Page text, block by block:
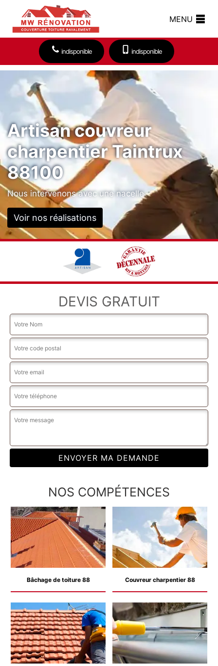
MENU
indisponible indisponible
Artisan couvreur
charpentier Taintrux
88100
Nous intervenons avec une nacelle
Voir nos réalisations
DEVIS GRATUIT
NOS COMPÉTENCES
Bâchage de toiture 88 Couvreur charpentier 88